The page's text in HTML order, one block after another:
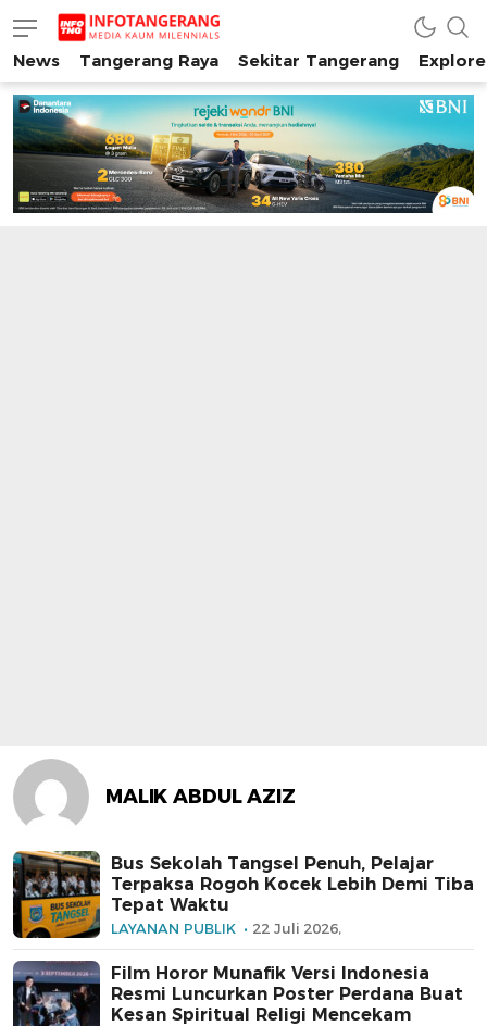
INFO TANGERANG
Media Kaum Millenials Tangerang Raya
News Tangerang Raya Sekitar Tangerang
MALIK ABDUL AZIZ
Bus Sekolah Tangsel Penuh, Pelajar
Terpaksa Rogoh Kocek Lebih Demi Tiba
Tepat Waktu
LAYANAN PUBLIK 22 Juli 2026,
Film Horor Munafik Versi Indonesia
Resmi Luncurkan Poster Perdana Buat
Kesan Spiritual Religi Mencekam